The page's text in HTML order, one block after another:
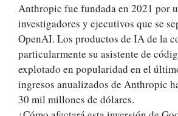
Anthropic fue fundada en 2021 por
investigadores y ejecutivos que se
OpenAI. Los productos de IA de la
particularmente su asistente de
explotado en popularidad en el
ingresos anualizados de Anthropic
30 mil millones de dólares.